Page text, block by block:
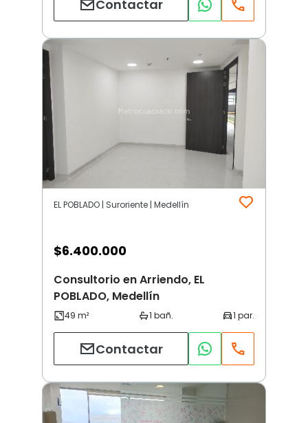
Contactar
EL POBLADO | Suroriente | Medellín
$6.400.000
Consultorio en Arriendo, EL
POBLADO, Medellín
Contactar